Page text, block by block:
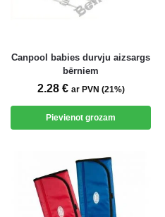
Canpool babies durvju aizsargs
bērniem
2.28 € ar PVN (21%)
Pievienot grozam